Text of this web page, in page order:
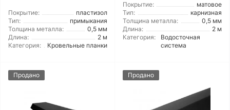
Покрытие:
пластизол
Тип:
примыкания
Толщина металла:
0,5 мм
Длина:
2 м
Категория:
Кровельные планки
Покрытие:
матовое
Тип:
карнизная
Толщина металла:
0,5 мм
Длина:
2 м
Категория:
Водосточная
система
Продано Продано